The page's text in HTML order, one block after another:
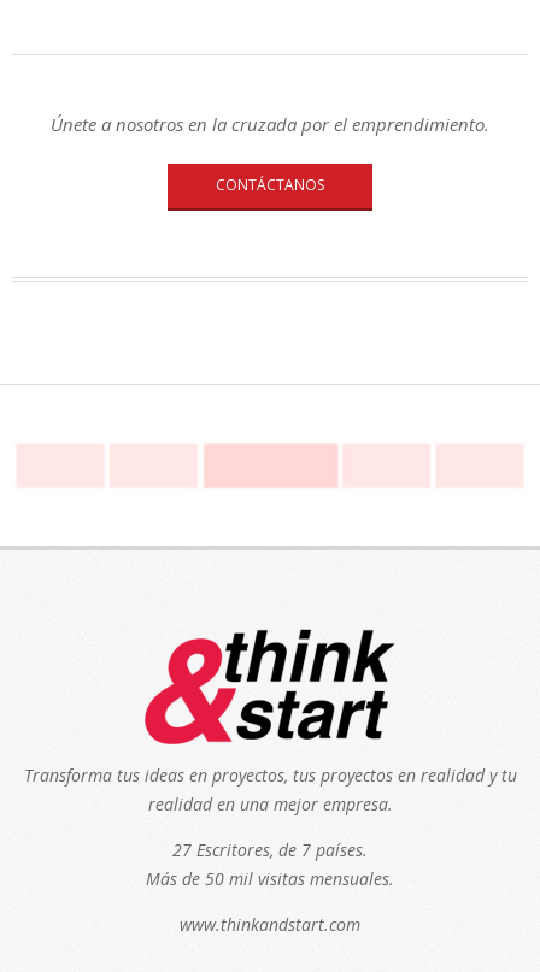
Únete a nosotros en la cruzada por el emprendimiento.
CONTÁCTANOS
Transforma tus ideas en proyectos, tus proyectos en realidad y tu
realidad en una mejor empresa.
27 Escritores, de 7 países.
Más de 50 mil visitas mensuales.
www.thinkandstart.com